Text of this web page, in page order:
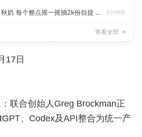
9点-20点 美团搜 秋奶 每个整点摇一摇抽2k份自提 跟1k份饮品18-18 3分钟前
查看全部 →
17日
联合创始人Greg Brockman正
、Codex及API整合为统一产